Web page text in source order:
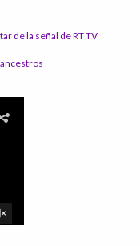
de la señal de RT TV